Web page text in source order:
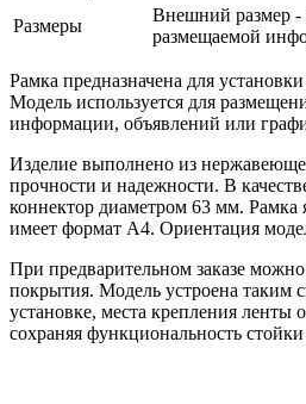
Размеры
Внешний размер -
размещаемой
Рамка предназначена для
Модель используется для
информации, объявлений или
Изделие выполнено из
прочности и надежности. В
коннектор диаметром 63 мм. Рамка
имеет формат А4. Ориентация
При предварительном заказе
покрытия. Модель устроена таким
установке, места крепления ленты
сохраняя функциональность